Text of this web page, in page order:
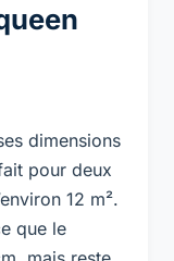
dimensions
pour deux
12 m².
que le